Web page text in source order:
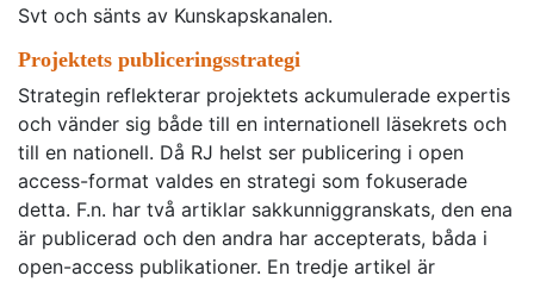
Svt och sänts av Kunskapskanalen.
Projektets publiceringsstrategi
Strategin reflekterar projektets ackumulerade expertis
och vänder sig både till en internationell läsekrets och
till en nationell. Då RJ helst ser publicering i open
access-format valdes en strategi som fokuserade
detta. F.n. har två artiklar sakkunniggranskats, den ena
är publicerad och den andra har accepterats, båda i
open-access publikationer. En tredje artikel är